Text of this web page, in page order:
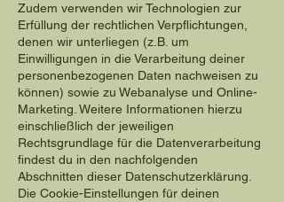
Zudem verwenden wir Technologien zur
Erfüllung der rechtlichen Verpflichtungen,
denen wir unterliegen (z.B. um
Einwilligungen in die Verarbeitung deiner
personenbezogenen Daten nachweisen zu
können) sowie zu Webanalyse und Online-
Marketing. Weitere Informationen hierzu
einschließlich der jeweiligen
Rechtsgrundlage für die Datenverarbeitung
findest du in den nachfolgenden
Abschnitten dieser Datenschutzerklärung.
Die Cookie-Einstellungen für deinen